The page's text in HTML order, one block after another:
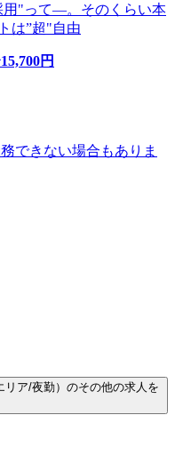
用"って―。そのくらい本
は”超"自由
15,700円
できない場合もありま
ア/夜勤）のその他の求人を